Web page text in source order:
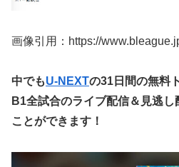
画像引用：https://
中でもU-NEXTの31日間の無料
B1全試合のライブ配信＆見逃
ことができます！